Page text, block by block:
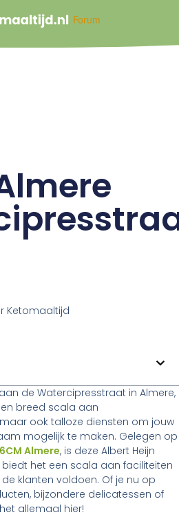
Forum
Ketomaaltijd
de Watercipresstraat in Almere,
breed scala aan
ook talloze diensten om jouw
mogelijk te maken. Gelegen op
Almere, is deze Albert Heijn
het een scala aan faciliteiten
klanten voldoen. Of je nu op
bijzondere delicatessen of
allemaal hier!